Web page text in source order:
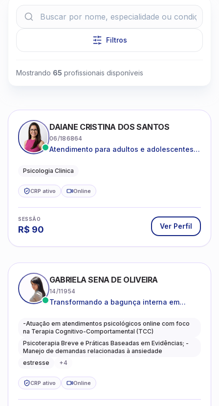
Filtros
Mostrando 65 profissionais disponíveis
DAIANE CRISTINA DOS SANTOS
06/186864
Atendimento para adultos e adolescentes a
Psicologia Clinica
CRP ativo Online
SESSÃO
R$ 90 Ver Perfil
GABRIELA SENA DE OLIVEIRA
14/11954
Transformando a bagunça interna em
caminhos mais gentis para se viver.
-Atuação em atendimentos psicológicos online com foco
na Terapia Cognitivo-Comportamental (TCC)
Psicoterapia Breve e Práticas Baseadas em Evidências; -
Manejo de demandas relacionadas à ansiedade
estresse
+4
CRP ativo Online